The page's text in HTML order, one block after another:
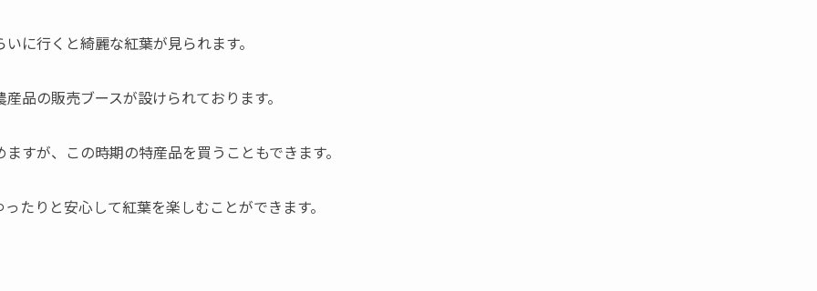
に行くと綺麗な紅葉が見られます。
品の販売ブースが設けられております。
すが、この時期の特産品を買うこともできます。
たりと安心して紅葉を楽しむことができます。